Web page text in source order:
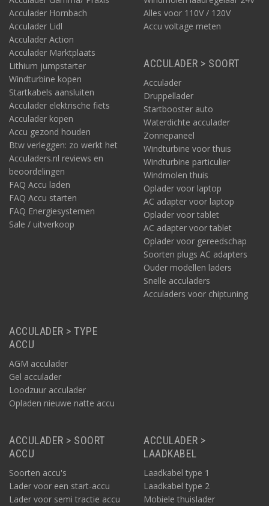
Acculader Hornbach
Acculader Lidl
Acculader Action
Acculader Marktplaats
Lithium jumpstarter
Windturbine kopen
Startkabels aansluiten
Acculader elektrische fiets
Acculader kopen
Accu gezond houden
Btw verleggen: zo werkt het
Acculaders.nl reviews en
beoordelingen
FAQ Accu laden
FAQ Accu starten
FAQ Energiesystemen
Sale / uitverkoop
Alles voor 110V / 120V
Accu voltage meten
ACCULADER > SOORT
Acculader
Druppellader
Startbooster auto
Waterdichte acculader
Zonnepaneel
Windturbine voor thuis
Windturbine particulier
Windmolen thuis
Oplader voor laptop
AC adapter voor laptop
Oplader voor tablet
AC adapter voor tablet
Oplader voor gereedschap
Soorten plugs AC adapters
Ouder modellen laders
Snelle acculaders
Acculaders voor chiptuning
ACCULADER > TYPE
ACCU
AGM acculader
Gel acculader
Loodzuur acculader
Opladen nieuwe natte accu
ACCULADER > SOORT
ACCU
Soorten accu's
Lader voor een start-accu
Lader voor semi tractie accu
ACCULADER >
LAADKABEL
Laadkabel type 1
Laadkabel type 2
Mobiele thuislader